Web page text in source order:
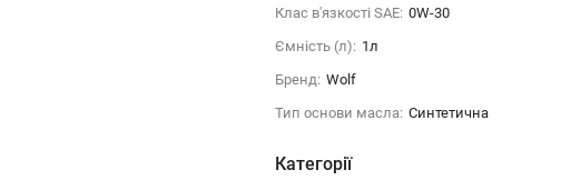
Клас в'язкості SAE: 0W-30
Ємність (л): 1л
Бренд: Wolf
Тип основи масла: Синтетична
Категорії